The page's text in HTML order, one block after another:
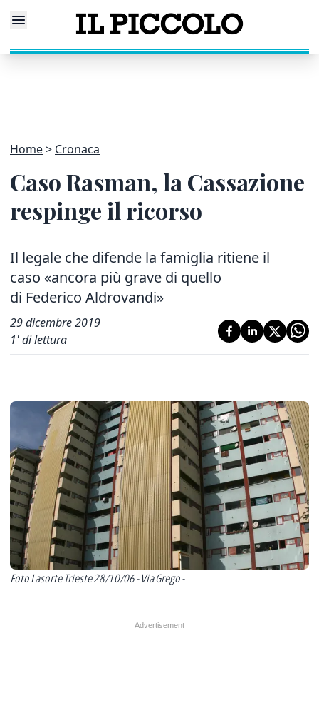
Home Cronaca
Caso Rasman, la Cassazione
respinge il ricorso
Il legale che difende la famiglia ritiene il
caso «ancora più grave di quello
di Federico Aldrovandi»
29 dicembre 2019
1' di lettura
Foto Lasorte Trieste 28/10/06 - Via Grego -